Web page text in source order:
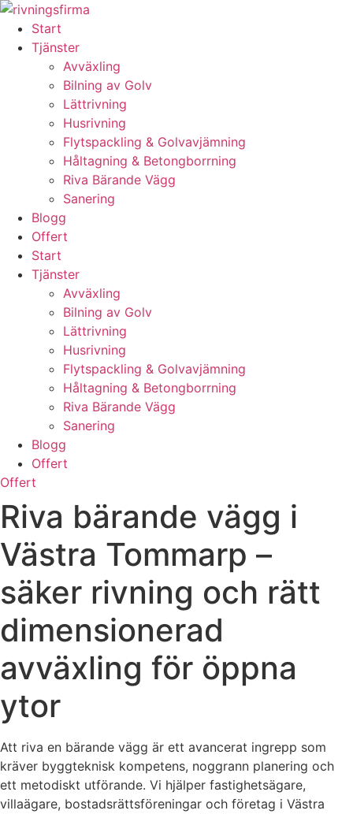
Skip
content
Start
Tjänster
Avväxling
Bilning av Golv
Lättrivning
Husrivning
Flytspackling & Golvavjämning
Håltagning & Betongborrning
Riva Bärande Vägg
Sanering
Blogg
Offert
Start
Tjänster
Avväxling
Bilning av Golv
Lättrivning
Husrivning
Flytspackling & Golvavjämning
Håltagning & Betongborrning
Riva Bärande Vägg
Sanering
Blogg
Offert
Offert
Riva bärande vägg i
Västra Tommarp –
säker rivning och rätt
dimensionerad
avväxling för öppna
ytor
Att riva en bärande vägg är ett avancerat ingrepp som
kräver byggteknisk kompetens, noggrann planering och
ett metodiskt utförande. Vi hjälper fastighetsägare,
villaägare, bostadsrättsföreningar och företag i Västra